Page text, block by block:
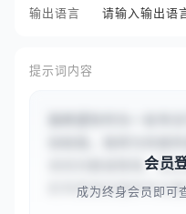
输出语言
请输入输出语
提示词内容
关的问题或情境，而
的专家身份提供专
会员
成为终身会员即可